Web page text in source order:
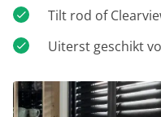
Tilt rod of
Uiterst geschikt